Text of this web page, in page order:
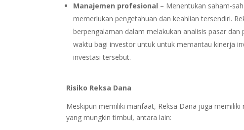
Manajemen profesional – Menentukan saham-
memerlukan pengetahuan dan keahlian tersendiri.
berpengalaman dalam melakukan analisis pasar
waktu bagi investor untuk untuk memantau kinerja
investasi tersebut.
Risiko Reksa Dana
Meskipun memiliki manfaat, Reksa Dana juga
yang mungkin timbul, antara lain: